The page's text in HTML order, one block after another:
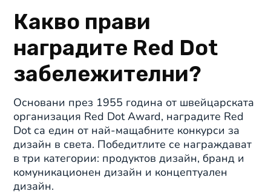
Какво прави
наградите Red Dot
забележителни?
Основани през 1955 година от швейцарската
организация Red Dot Award, наградите Red
Dot са един от най-мащабните конкурси за
дизайн в света. Победитлите се награждават
в три категории: продуктов дизайн, бранд и
комуникационен дизайн и концептуален
дизайн.